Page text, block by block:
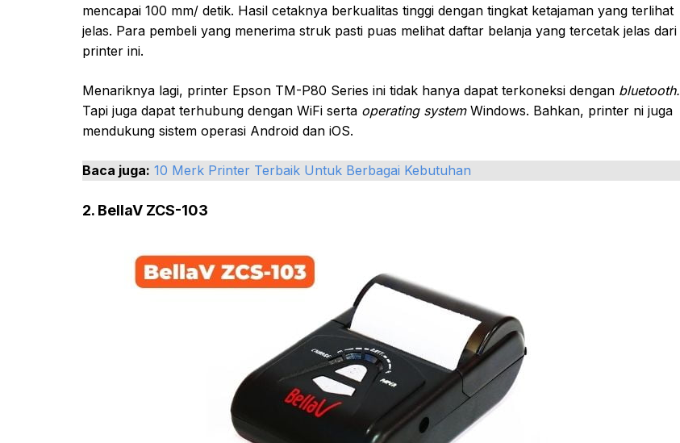
mencapai 100 mm/ detik. Hasil cetaknya berkualitas tinggi dengan tingkat ketajaman yang terlihat
jelas. Para pembeli yang menerima struk pasti puas melihat daftar belanja yang tercetak jelas dari
printer ini.
Menariknya lagi, printer Epson TM-P80 Series ini tidak hanya dapat terkoneksi dengan bluetooth.
Tapi juga dapat terhubung dengan WiFi serta operating system Windows. Bahkan, printer ni juga
mendukung sistem operasi Android dan iOS.
Baca juga: 10 Merk Printer Terbaik Untuk Berbagai Kebutuhan
2. BellaV ZCS-103